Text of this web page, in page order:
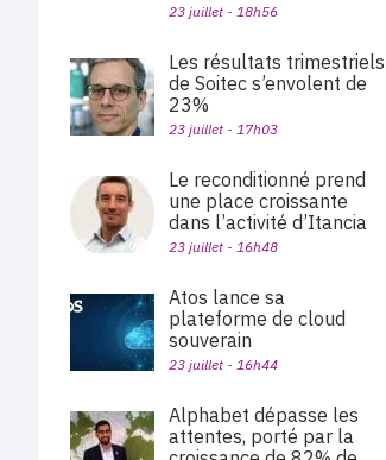
23 juillet - 18h56
Les résultats trimestriels
de Soitec s’envolent de
23%
23 juillet - 17h03
Le reconditionné prend
une place croissante
dans l’activité d’Itancia
23 juillet - 16h48
Atos lance sa
plateforme de cloud
souverain
23 juillet - 16h44
Alphabet dépasse les
attentes, porté par la